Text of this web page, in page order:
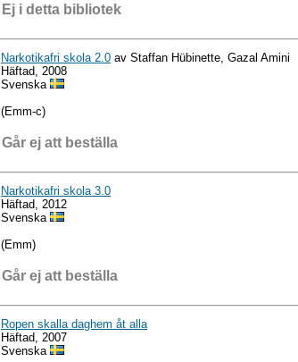
Ej i detta bibliotek
Narkotikafri skola 2.0 av Staffan Hübinette, Gazal Amini
Häftad, 2008
Svenska
(Emm-c)
Går ej att beställa
Narkotikafri skola 3.0
Häftad, 2012
Svenska
(Emm)
Går ej att beställa
Ropen skalla daghem åt alla
Häftad, 2007
Svenska